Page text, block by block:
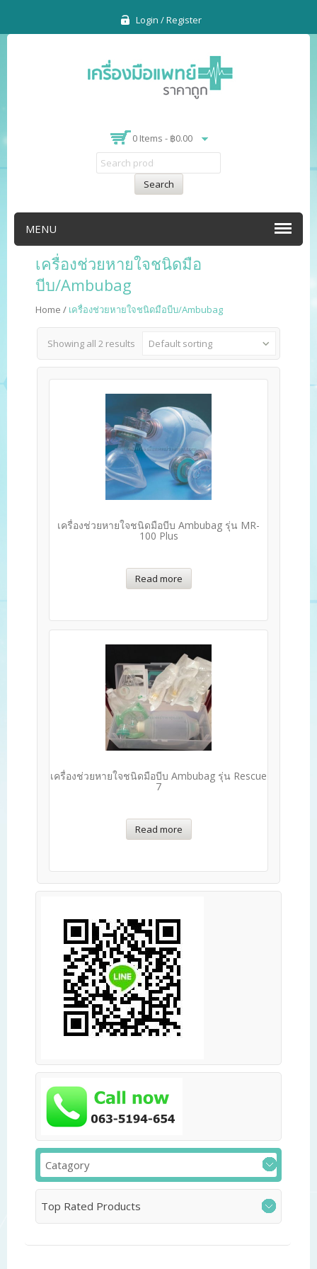
Login / Register
0 Items - ฿0.00
Search
MENU
เครื่องช่วยหายใจชนิดมือ
บีบ/Ambubag
Home / เครื่องช่วยหายใจชนิดมือบีบ/Ambubag
Showing all 2 results Default sorting
เครื่องช่วยหายใจชนิดมือบีบ Ambubag รุ่น MR-
100 Plus
Read more
เครื่องช่วยหายใจชนิดมือบีบ Ambubag รุ่น Rescue
7
Read more
Catagory
Top Rated Products